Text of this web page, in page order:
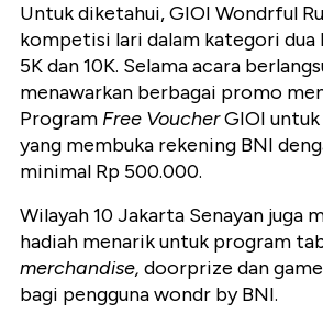
Untuk diketahui, GIOI Wondrful
kompetisi lari dalam kategori dua
5K dan 10K. Selama acara
menawarkan berbagai promo
Program Free VoucherGIOI untuk
yang membuka rekening BNI
minimal Rp 500.000.
Wilayah 10 Jakarta Senayan juga
hadiah menarik untuk program
merchandise, doorprize dan
bagi pengguna wondr by BNI.